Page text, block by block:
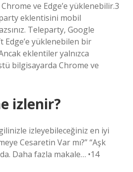
ve Edge’e yüklenebilir.3
eklentisini mobil
Teleparty, Google
yüklenebilen bir
eklentiler yalnızca
bilgisayarda Chrome ve
izlenir?
izleyebileceğiniz en iyi
Cesaretin Var mı?” “Aşk
Daha fazla makale… •14